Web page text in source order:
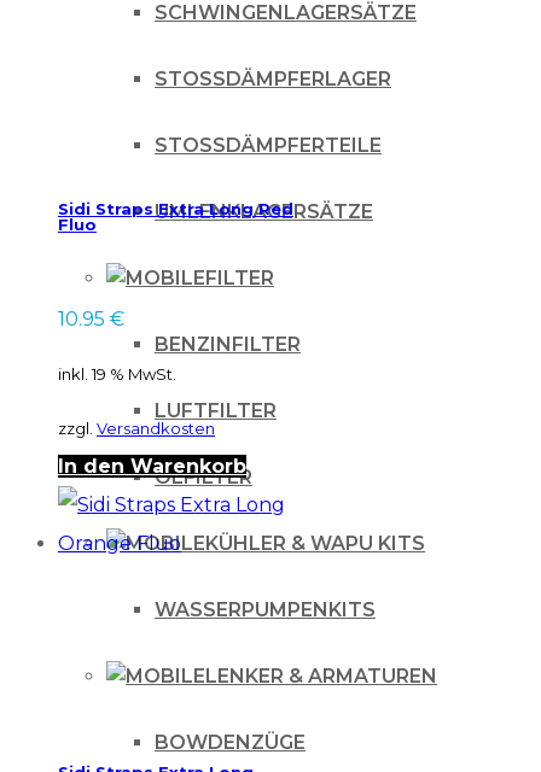
SCHWINGENLAGERSÄTZE
STOSSDÄMPFERLAGER
STOSSDÄMPFERTEILE
UMLENKLAGERSÄTZE
FILTER
BENZINFILTER
LUFTFILTER
ÖLFILTER
KÜHLER & WAPU KITS
WASSERPUMPENKITS
LENKER & ARMATUREN
BOWDENZÜGE
Sidi Straps Extra Long Red
Fluo
10.95 €
inkl. 19 % MwSt.
zzgl. Versandkosten
In den Warenkorb